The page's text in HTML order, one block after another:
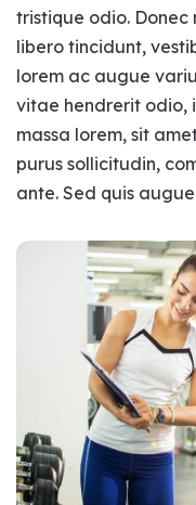
tristique odio. Donec
libero tincidunt,
lorem ac augue
vitae hendrerit odio,
massa lorem, sit
purus sollicitudin,
ante. Sed quis